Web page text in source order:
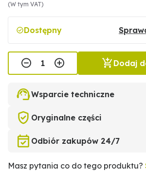
(W tym VAT)
Dostępny
Dodaj
Wsparcie techniczne
Oryginalne części
Odbiór zakupów 24/7
Masz pytania co do tego produktu?